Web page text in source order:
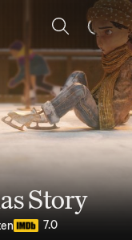
Sök
Story
7.0